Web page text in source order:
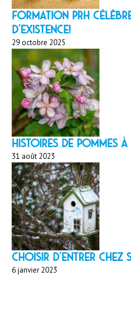
Formation PRH
d’existence!
29 octobre 2025
HISTOIRES DE
31 août 2023
Choisir d'entrer chez
6 janvier 2023